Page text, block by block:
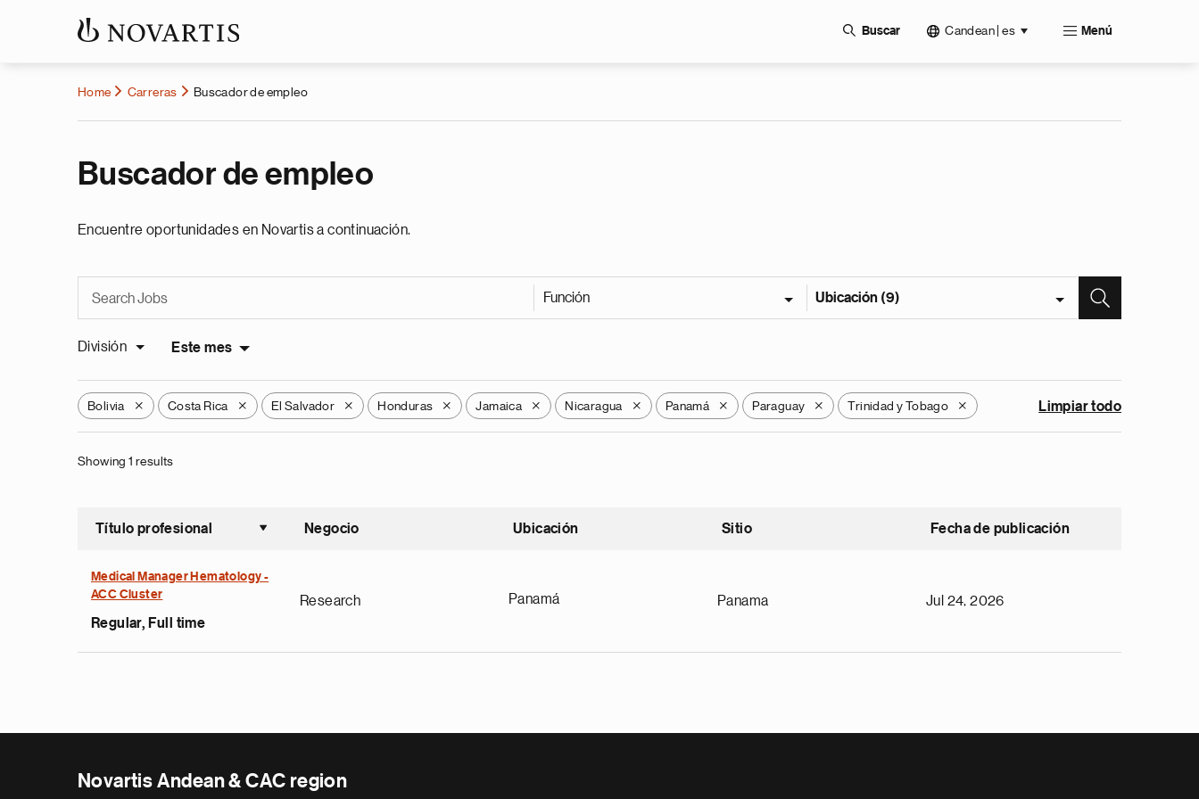
Buscar Candean | es Menú
Home Carreras Buscador de empleo
Buscador de empleo
Encuentre oportunidades en Novartis a continuación.
Función Ubicación (9)
División Este mes
Bolivia X Costa Rica X El Salvador X Honduras X Jamaica X Nicaragua X Panamá X Paraguay X Trinidad y Tobago X Limpiar todo
Showing 1 results
Título profesional
Ordenar ascendente
Negocio Ubicación Sitio Fecha de publicación
Medical Manager Hematology -
ACC Cluster
Regular, Full time
Research Panamá Panama Jul 24, 2026
Novartis Andean & CAC region